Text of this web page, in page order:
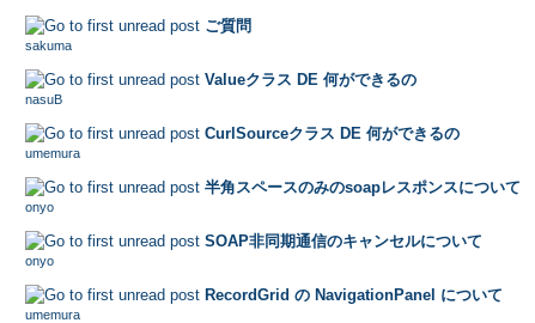
ご質問
sakuma
315 Vote(s) - 2.62 out of 5 in Average
Valueクラス DE 何ができるの
nasuB
374 Vote(s) - 2.64 out of 5 in Average
CurlSourceクラス DE 何ができるの
umemura
308 Vote(s) - 2.83 out of 5 in Average
半角スペースのみのsoapレスポンスについて
onyo
724 Vote(s) - 2.76 out of 5 in Average
SOAP非同期通信のキャンセルについて
onyo
535 Vote(s) - 2.75 out of 5 in Average
RecordGrid の NavigationPanel について
umemura
403 Vote(s) - 2.75 out of 5 in Average